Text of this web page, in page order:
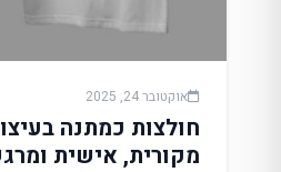
אוקטובר 24, 2025
חולצות כמתנה
מקורית, אישית